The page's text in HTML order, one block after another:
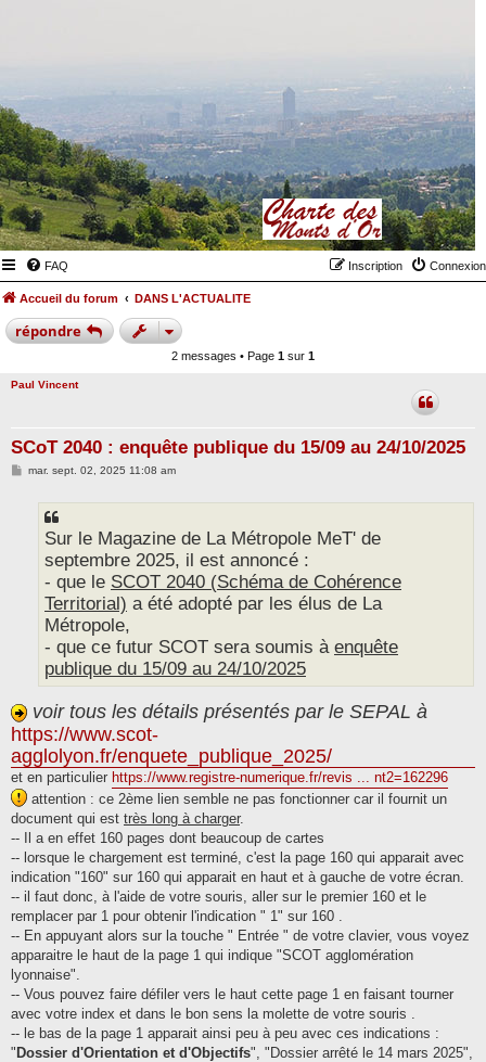
FAQ Connexion
Inscription
Accueil du forum DANS L'ACTUALITE
répondre
2 messages • Page 1 sur 1
Paul Vincent
SCoT 2040 : enquête publique du 15/09 au 24/10/2025
Mmar. sept. 02, 2025 11:08 am
Sur le Magazine de La Métropole MeT' de
septembre 2025, il est annoncé :
- que le SCOT 2040 (Schéma de Cohérence
Territorial) a été adopté par les élus de La
Métropole,
- que ce futur SCOT sera soumis à enquête
publique du 15/09 au 24/10/2025
voir tous les détails présentés par le SEPAL à
https://www.scot-
agglolyon.fr/enquete_publique_2025/
et en particulier https://www.registre-numerique.fr/revis ... nt2=162296
attention : ce 2ème lien semble ne pas fonctionner car il fournit un
document qui est très long à charger.
-- Il a en effet 160 pages dont beaucoup de cartes
-- lorsque le chargement est terminé, c'est la page 160 qui apparait avec
indication "160" sur 160 qui apparait en haut et à gauche de votre écran.
-- il faut donc, à l'aide de votre souris, aller sur le premier 160 et le
remplacer par 1 pour obtenir l'indication " 1" sur 160 .
-- En appuyant alors sur la touche " Entrée " de votre clavier, vous voyez
apparaitre le haut de la page 1 qui indique "SCOT agglomération
lyonnaise".
-- Vous pouvez faire défiler vers le haut cette page 1 en faisant tourner
avec votre index et dans le bon sens la molette de votre souris .
-- le bas de la page 1 apparait ainsi peu à peu avec ces indications :
" Dossier d'Orientation et d'Objectifs", "Dossier arrêté le 14 mars 2025",